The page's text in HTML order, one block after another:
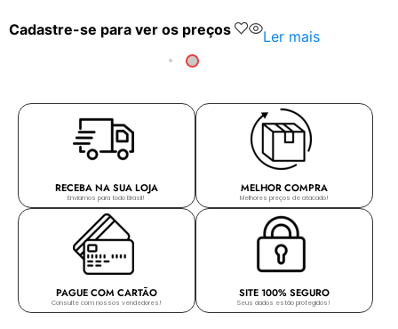
Cadastre-se para ver os preços Ler mais
RECEBA NA SUA LOJA
Enviamos para todo Brasil!
MELHOR COMPRA
Melhores preços de atacado!
PAGUE COM CARTÃO
Consulte com nossos vendedores!
SITE 100% SEGURO
Seus dados estão protegidos!